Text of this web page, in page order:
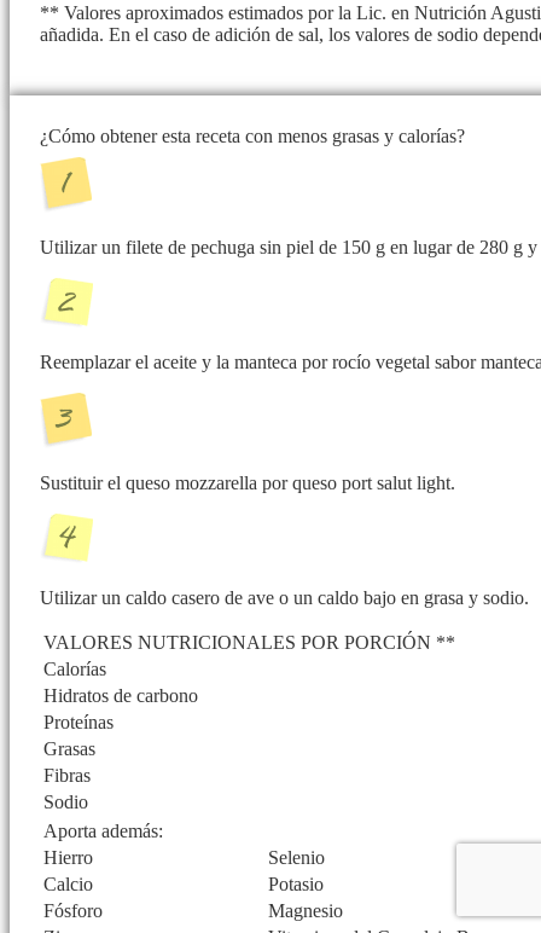
** Valores aproximados estimados por la Lic. en Nutrición
añadida. En el caso de adición de sal, los valores de sodio
¿Cómo obtener esta receta con menos grasas y calorías?
Utilizar un filete de pechuga sin piel de 150 g en lugar de 280 g
Reemplazar el aceite y la manteca por rocío vegetal sabor
Sustituir el queso mozzarella por queso port salut light.
Utilizar un caldo casero de ave o un caldo bajo en grasa y sodio.
VALORES NUTRICIONALES POR PORCIÓN **
Calorías
Hidratos de carbono
Proteínas
Grasas
Fibras
Sodio
Aporta además:
Hierro
Selenio
Calcio
Potasio
Fósforo
Magnesio